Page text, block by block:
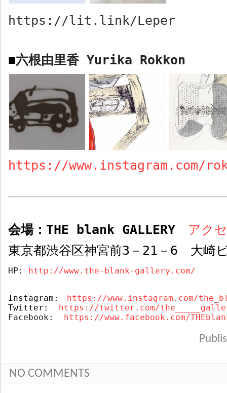
https://lit.link/Leper
■六根由里香 Yurika Rokkon
https://www.instagram.com/
会場： THE blank GALLERY
アク
東京都渋谷区神宮前3 － 21 － 6 大崎
HP: http://www.the-blank-gallery.com/
Instagram:
https://www.instagram.com/
Twitter: https://twitter.com/
Facebook: https://www.facebook.com/
NO COMMENTS